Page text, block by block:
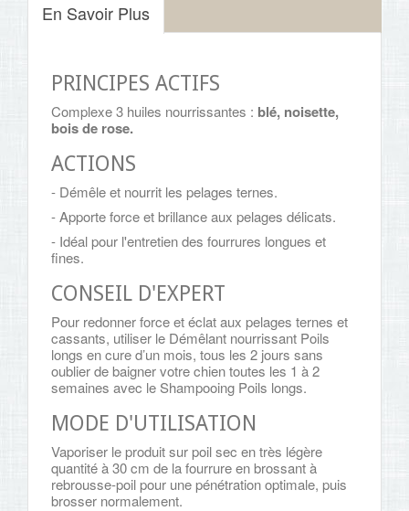
En Savoir Plus
PRINCIPES ACTIFS
Complexe 3 huiles nourrissantes : blé, noisette,
bois de rose.
ACTIONS
- Démêle et nourrit les pelages ternes.
- Apporte force et brillance aux pelages délicats.
- Idéal pour l'entretien des fourrures longues et
fines.
CONSEIL D'EXPERT
Pour redonner force et éclat aux pelages ternes et
cassants, utiliser le Démêlant nourrissant Poils
longs en cure d’un mois, tous les 2 jours sans
oublier de baigner votre chien toutes les 1 à 2
semaines avec le Shampooing Poils longs.
MODE D'UTILISATION
Vaporiser le produit sur poil sec en très légère
quantité à 30 cm de la fourrure en brossant à
rebrousse-poil pour une pénétration optimale, puis
brosser normalement.